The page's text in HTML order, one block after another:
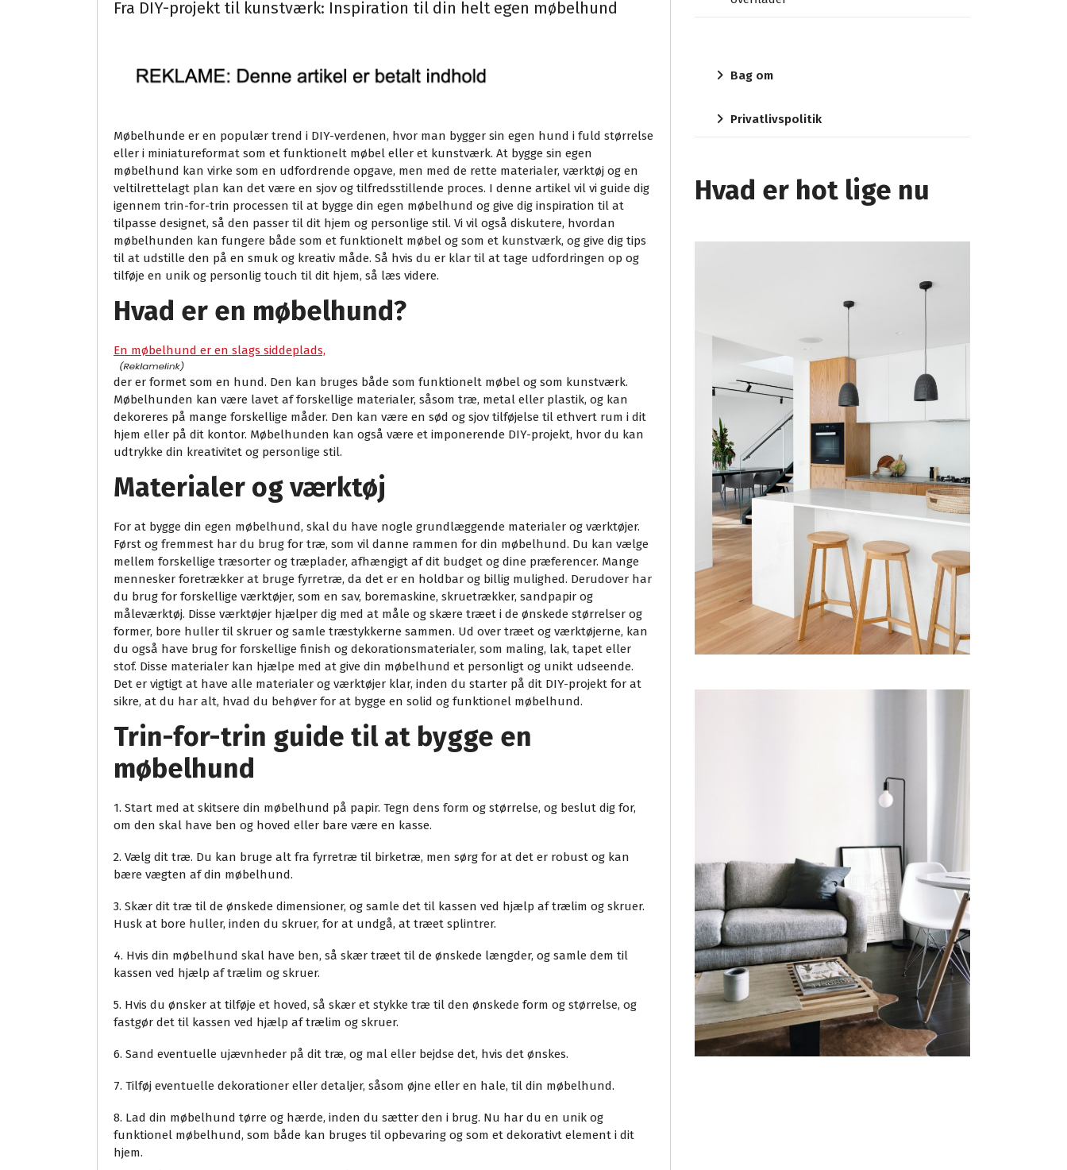
Fra DIY-projekt til kunstværk: Inspiration til din helt egen møbelhund
Møbelhunde er en populær trend i DIY-verdenen, hvor man bygger sin egen hund i fuld størrelse
eller i miniatureformat som et funktionelt møbel eller et kunstværk. At bygge sin egen
møbelhund kan virke som en udfordrende opgave, men med de rette materialer, værktøj og en
veltilrettelagt plan kan det være en sjov og tilfredsstillende proces. I denne artikel vil vi guide dig
igennem trin-for-trin processen til at bygge din egen møbelhund og give dig inspiration til at
tilpasse designet, så den passer til dit hjem og personlige stil. Vi vil også diskutere, hvordan
møbelhunden kan fungere både som et funktionelt møbel og som et kunstværk, og give dig tips
til at udstille den på en smuk og kreativ måde. Så hvis du er klar til at tage udfordringen op og
tilføje en unik og personlig touch til dit hjem, så læs videre.
Hvad er en møbelhund?
En møbelhund er en slags siddeplads,
der er formet som en hund. Den kan bruges både som funktionelt møbel og som kunstværk.
Møbelhunden kan være lavet af forskellige materialer, såsom træ, metal eller plastik, og kan
dekoreres på mange forskellige måder. Den kan være en sød og sjov tilføjelse til ethvert rum i dit
hjem eller på dit kontor. Møbelhunden kan også være et imponerende DIY-projekt, hvor du kan
udtrykke din kreativitet og personlige stil.
Materialer og værktøj
For at bygge din egen møbelhund, skal du have nogle grundlæggende materialer og værktøjer.
Først og fremmest har du brug for træ, som vil danne rammen for din møbelhund. Du kan vælge
mellem forskellige træsorter og træplader, afhængigt af dit budget og dine præferencer. Mange
mennesker foretrækker at bruge fyrretræ, da det er en holdbar og billig mulighed. Derudover har
du brug for forskellige værktøjer, som en sav, boremaskine, skruetrækker, sandpapir og
måleværktøj. Disse værktøjer hjælper dig med at måle og skære træet i de ønskede størrelser og
former, bore huller til skruer og samle træstykkerne sammen. Ud over træet og værktøjerne, kan
du også have brug for forskellige finish og dekorationsmaterialer, som maling, lak, tapet eller
stof. Disse materialer kan hjælpe med at give din møbelhund et personligt og unikt udseende.
Det er vigtigt at have alle materialer og værktøjer klar, inden du starter på dit DIY-projekt for at
sikre, at du har alt, hvad du behøver for at bygge en solid og funktionel møbelhund.
Trin-for-trin guide til at bygge en
møbelhund
1. Start med at skitsere din møbelhund på papir. Tegn dens form og størrelse, og beslut dig for,
om den skal have ben og hoved eller bare være en kasse.
2. Vælg dit træ. Du kan bruge alt fra fyrretræ til birketræ, men sørg for at det er robust og kan
bære vægten af din møbelhund.
3. Skær dit træ til de ønskede dimensioner, og samle det til kassen ved hjælp af trælim og skruer.
Husk at bore huller, inden du skruer, for at undgå, at træet splintrer.
4. Hvis din møbelhund skal have ben, så skær træet til de ønskede længder, og samle dem til
kassen ved hjælp af trælim og skruer.
5. Hvis du ønsker at tilføje et hoved, så skær et stykke træ til den ønskede form og størrelse, og
fastgør det til kassen ved hjælp af trælim og skruer.
6. Sand eventuelle ujævnheder på dit træ, og mal eller bejdse det, hvis det ønskes.
7. Tilføj eventuelle dekorationer eller detaljer, såsom øjne eller en hale, til din møbelhund.
8. Lad din møbelhund tørre og hærde, inden du sætter den i brug. Nu har du en unik og
funktionel møbelhund, som både kan bruges til opbevaring og som et dekorativt element i dit
hjem.
Bag om
Privatlivspolitik
Hvad er hot lige nu